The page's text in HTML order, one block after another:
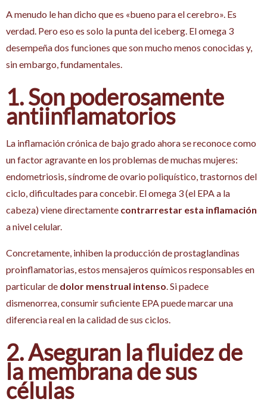
A menudo le han dicho que es «bueno para el cerebro». Es
verdad. Pero eso es solo la punta del iceberg. El omega 3
desempeña dos funciones que son mucho menos conocidas y,
sin embargo, fundamentales.
1. Son poderosamente
antiinflamatorios
La inflamación crónica de bajo grado ahora se reconoce como
un factor agravante en los problemas de muchas mujeres:
endometriosis, síndrome de ovario poliquístico, trastornos del
ciclo, dificultades para concebir. El omega 3 (el EPA a la
cabeza) viene directamente contrarrestar esta inflamación
a nivel celular.
Concretamente, inhiben la producción de prostaglandinas
proinflamatorias, estos mensajeros químicos responsables en
particular de dolor menstrual intenso . Si padece
dismenorrea, consumir suficiente EPA puede marcar una
diferencia real en la calidad de sus ciclos.
2. Aseguran la fluidez de
la membrana de sus
células